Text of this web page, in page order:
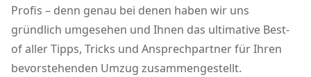
Profis – denn genau bei denen haben wir uns
gründlich umgesehen und Ihnen das ultimative Best-
of aller Tipps, Tricks und Ansprechpartner für Ihren
bevorstehenden Umzug zusammengestellt.